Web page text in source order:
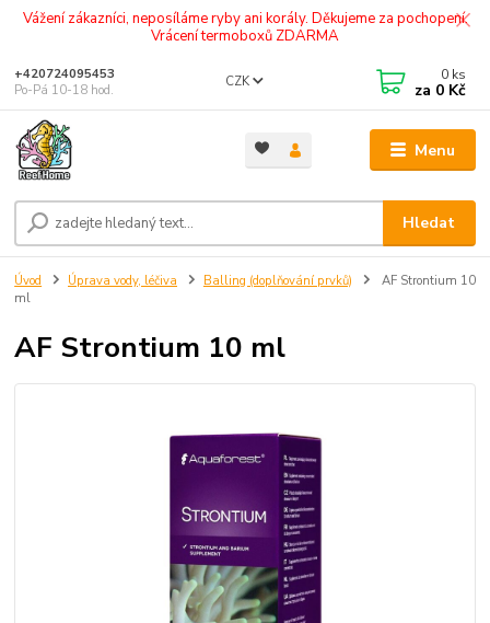
Vážení zákazníci, neposíláme ryby ani korály. Děkujeme za pochopení.
Vrácení termoboxů ZDARMA
Menu
CZK
Hledat
+420724095453
Po-Pá 10-18 hod.
0 ks
za 0 Kč
Úvod Úprava vody, léčiva Balling (doplňování prvků)
AF Strontium 10
ml
AF Strontium 10 ml